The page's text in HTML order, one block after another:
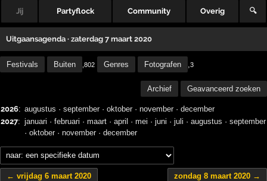
Jij Partyflock Community Overig 🔍
Uitgaansagenda · zaterdag 7 maart 2020
Festivals Buiten ,802 Genres Fotografen ,3
Archief Geavanceerd zoeken
2026: augustus · september· oktober· november· december
2027: januari · februari · maart · april · mei · juni · juli · augustus · september
· oktober· november· december
← vrijdag 6 maart 2020 zondag 8 maart 2020 →